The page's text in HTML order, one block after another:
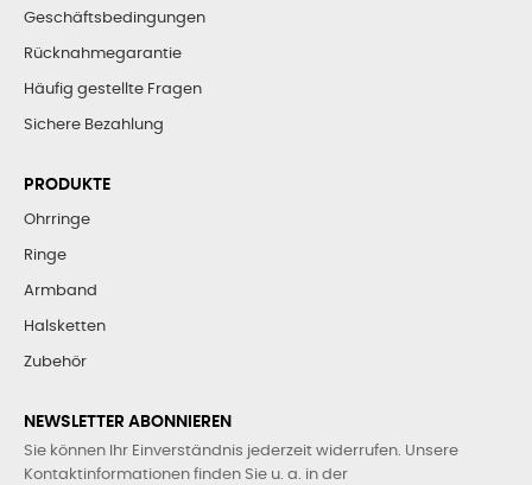
Geschäftsbedingungen
Rücknahmegarantie
Häufig gestellte Fragen
Sichere Bezahlung
PRODUKTE
Ohrringe
Ringe
Armband
Halsketten
Zubehör
NEWSLETTER ABONNIEREN
Sie können Ihr Einverständnis jederzeit widerrufen. Unsere
Kontaktinformationen finden Sie u. a. in der